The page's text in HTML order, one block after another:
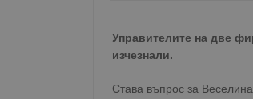
Управителите на две
изчезнали.
Става въпрос за